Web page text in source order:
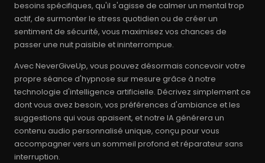
besoins spécifiques, qu'il s'agisse de calmer un mental trop
actif, de surmonter le stress quotidien ou de créer un
sentiment de sécurité, vous maximisez vos chances de
passer une nuit paisible et ininterrompue.
Avec NeverGiveUp, vous pouvez désormais concevoir votre
propre séance d'hypnose sur mesure grâce à notre
technologie d'intelligence artificielle. Décrivez simplement ce
dont vous avez besoin, vos préférences d'ambiance et les
suggestions qui vous apaisent, et notre IA générera un
contenu audio personnalisé unique, conçu pour vous
accompagner vers un sommeil profond et réparateur sans
interruption.